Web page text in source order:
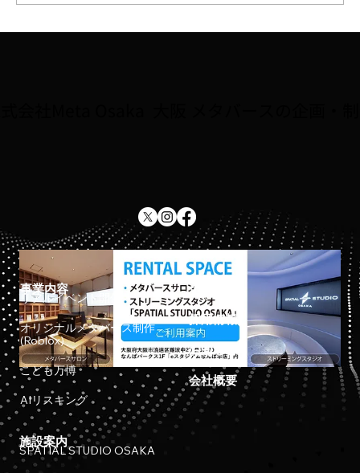
事業内容
リアルイベント開催
オリジナルメタバース制作
(Roblox)
こども万博
AIリスキング
施設案内
SPATIAL STUDIO OSAKA
ホーム
採用情報
お知らせ
会社概要